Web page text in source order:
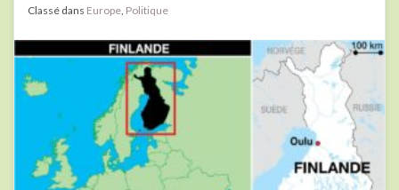
Classé dans Europe, Politique